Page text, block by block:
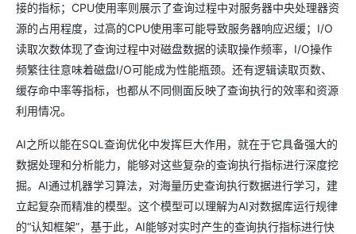
接的指标；CPU使用率则展示了查询过程中对服务器中央处理器资
源的占用程度，过高的CPU使用率可能导致服务器响应迟缓；I/O
读取次数体现了查询过程中对磁盘数据的读取操作频率，I/O操作
频繁往往意味着磁盘I/O可能成为性能瓶颈。还有逻辑读取页数、
缓存命中率等指标，也都从不同侧面反映了查询执行的效率和资源
利用情况。
AI之所以能在SQL查询优化中发挥巨大作用，就在于它具备强大的
数据处理和分析能力，能够对这些复杂的查询执行指标进行深度挖
掘。AI通过机器学习算法，对海量历史查询执行数据进行学习，建
立起复杂而精准的模型。这个模型可以理解为AI对数据库运行规律
的“认知框架”，基于此，AI能够对实时产生的查询执行指标进行快